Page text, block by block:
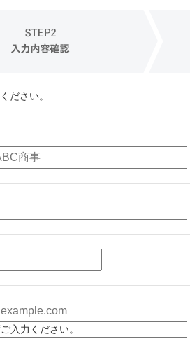
ださい。
入力ください。